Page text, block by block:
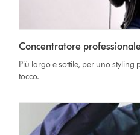
Concentratore
Più largo e sottile, per uno styling
tocco.